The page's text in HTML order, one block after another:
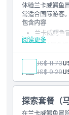
如何到达那里
如何兑换
取消政策
体验兰卡威鳄鱼
常适合国际游客。
阅读更多
包含内容
兰卡威鳄鱼
2包幼鳄鱼饲
成人: US$ 11.73
儿童:US$ 9.29
探索套餐（
在兰卡威鳄鱼冒